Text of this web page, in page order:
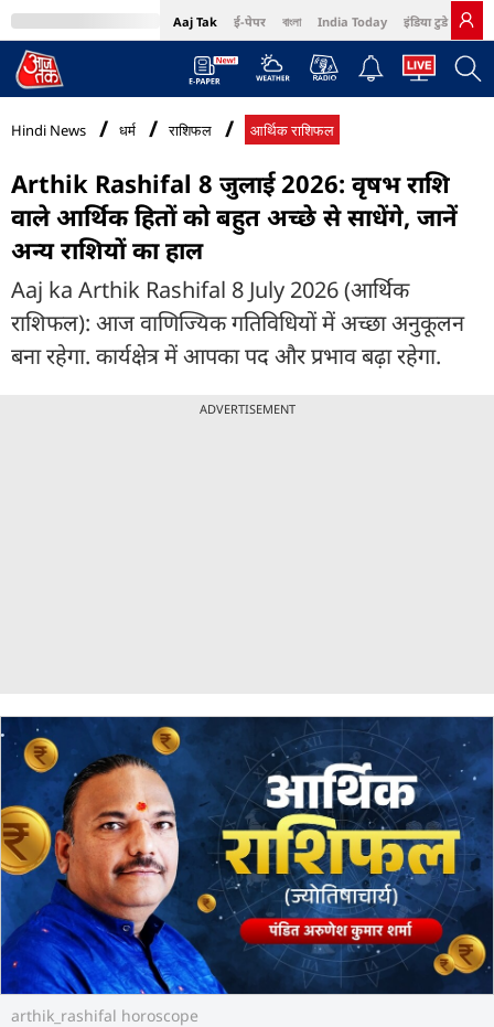
Aaj Tak ई-पेपर বাংলা India Today इंडिया टुडे हिंदी
MumbaiTak Cosmopolitan Harper's Bazaar Northeast
Hindi News धर्म राशिफल आर्थिक राशिफल
Arthik Rashifal 8 जुलाई 2026: वृषभ राशि
वाले आर्थिक हितों को बहुत अच्छे से साधेंगे, जानें
अन्य राशियों का हाल
Aaj ka Arthik Rashifal 8 July 2026 (आर्थिक
राशिफल): आज वाणिज्यिक गतिविधियों में अच्छा अनुकूलन
बना रहेगा. कार्यक्षेत्र में आपका पद और प्रभाव बढ़ा रहेगा.
ADVERTISEMENT
arthik_rashifal horoscope